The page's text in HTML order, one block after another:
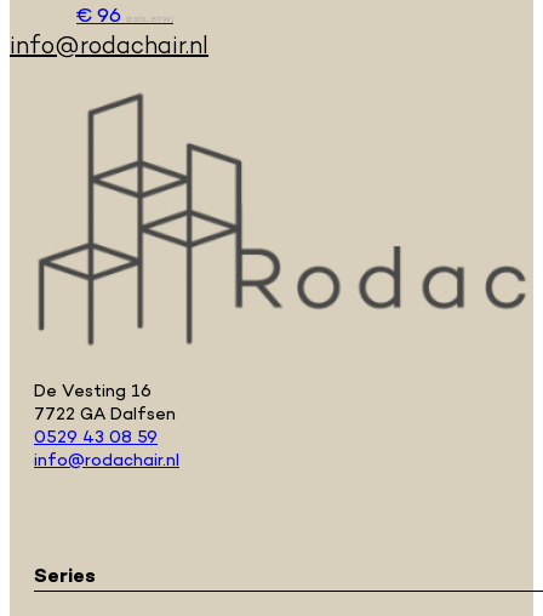
€96 (EXCL. BTW)
info@rodachair.nl
De Vesting 16
7722 GA Dalfsen
0529 43 08 59
info@rodachair.nl
Series